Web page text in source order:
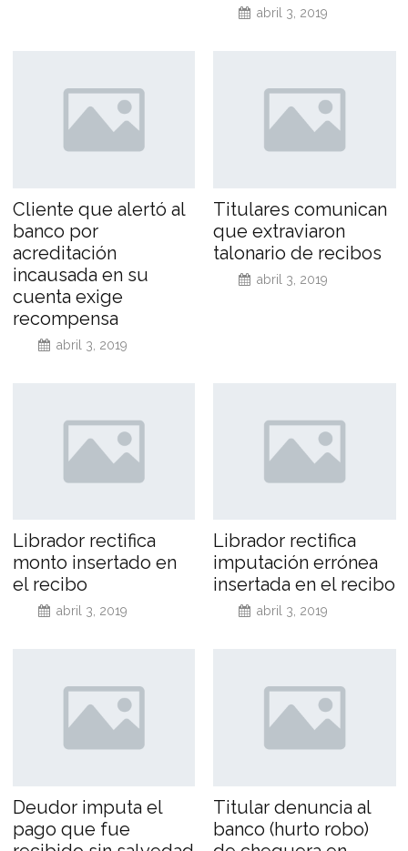
abril 3, 2019
Cliente que alertó al
banco por
acreditación
incausada en su
cuenta exige
recompensa
abril 3, 2019
Titulares comunican
que extraviaron
talonario de recibos
abril 3, 2019
Librador rectifica
monto insertado en
el recibo
abril 3, 2019
Librador rectifica
imputación errónea
insertada en el recibo
abril 3, 2019
Deudor imputa el
pago que fue
Titular denuncia al
banco (hurto robo)